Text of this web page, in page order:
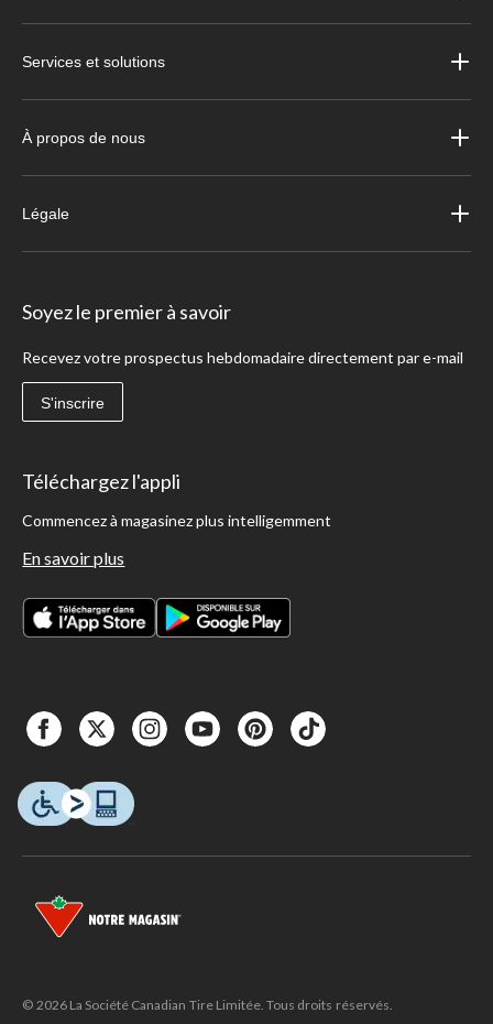
Services et solutions
À propos de nous
Légale
Soyez le premier à savoir
Recevez votre prospectus hebdomadaire directement par e-mail
S'inscrire
Téléchargez l'appli
Commencez à magasinez plus intelligemment
En savoir plus
© 2026 La Société Canadian Tire Limitée. Tous droits réservés.